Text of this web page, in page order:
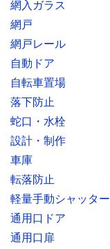
網入ガラス
網戸
網戸レール
自動ドア
自転車置場
落下防止
蛇口・水栓
設計・制作
車庫
転落防止
軽量手動シャッター
通用口ドア
通用口扉